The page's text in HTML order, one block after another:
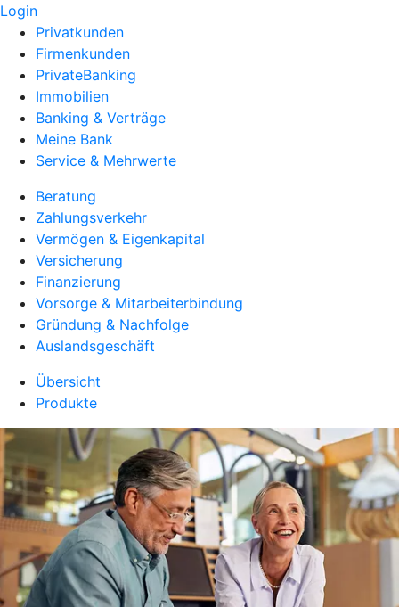
Login
Privatkunden
Firmenkunden
PrivateBanking
Immobilien
Banking & Verträge
Meine Bank
Service & Mehrwerte
Beratung
Zahlungsverkehr
Vermögen & Eigenkapital
Versicherung
Finanzierung
Vorsorge & Mitarbeiterbindung
Gründung & Nachfolge
Auslandsgeschäft
Übersicht
Produkte